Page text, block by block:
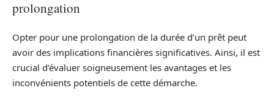
prolongation
Opter pour une prolongation de la durée d’un prêt peut
avoir des implications financières significatives. Ainsi, il est
crucial d’évaluer soigneusement les avantages et les
inconvénients potentiels de cette démarche.